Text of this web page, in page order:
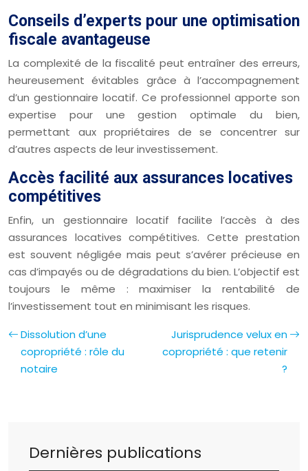
Conseils d’experts pour une optimisation
fiscale avantageuse
La complexité de la fiscalité peut entraîner des erreurs,
heureusement évitables grâce à l’accompagnement
d’un gestionnaire locatif. Ce professionnel apporte son
expertise pour une gestion optimale du bien,
permettant aux propriétaires de se concentrer sur
d’autres aspects de leur investissement.
Accès facilité aux assurances locatives
compétitives
Enfin, un gestionnaire locatif facilite l’accès à des
assurances locatives compétitives. Cette prestation
est souvent négligée mais peut s’avérer précieuse en
cas d’impayés ou de dégradations du bien. L’objectif est
toujours le même : maximiser la rentabilité de
l’investissement tout en minimisant les risques.
Dissolution d’une
copropriété : rôle du
notaire
Jurisprudence velux en
copropriété : que retenir
?
Dernières publications